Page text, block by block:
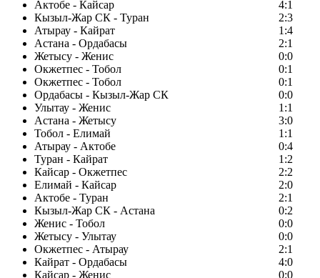
Актобе - Кайсар
4:1
Кызыл-Жар СК - Туран
2:3
Атырау - Кайрат
1:4
Астана - Ордабасы
2:1
Жетысу - Женис
0:0
Окжетпес - Тобол
0:1
Окжетпес - Тобол
0:1
Ордабасы - Кызыл-Жар СК
0:0
Улытау - Женис
1:1
Астана - Жетысу
3:0
Тобол - Елимай
1:1
Атырау - Актобе
0:4
Туран - Кайрат
1:2
Кайсар - Окжетпес
2:2
Елимай - Кайсар
2:0
Актобе - Туран
2:1
Кызыл-Жар СК - Астана
0:2
Женис - Тобол
0:0
Жетысу - Улытау
0:0
Окжетпес - Атырау
2:1
Кайрат - Ордабасы
4:0
Кайсар - Женис
0:0